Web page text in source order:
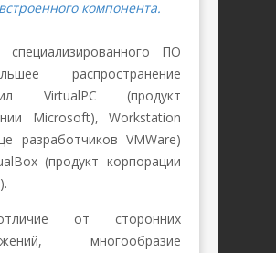
встроенного компонента.
специализированного ПО
распространение
VirtualPC (продукт
Microsoft), Workstation
разработчиков VMWare)
(продукт корпорации
от сторонних
многообразие